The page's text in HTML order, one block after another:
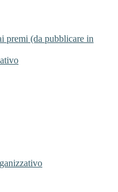
premi (da pubblicare in